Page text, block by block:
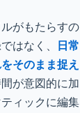
がもたらすの
はなく、
日常
そのまま捉え
が意図的に加
ィックに編集